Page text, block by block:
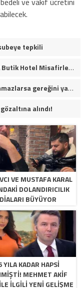
tepkili
Kazdağları’nın Gözdesi Antik Manastır İDA Butik Hotel Misafirlerinden Tam Not Alıyor
Trump’tan İran açıklaması: “Uygun davranmazlarsa gereğini yaparım”
alındı!
VE MUSTAFA KARAL
DOLANDIRICILIK
BÜYÜYOR
YILA KADAR HAPSI
MEHMET AKIF
ILGILI YENI GELIŞME